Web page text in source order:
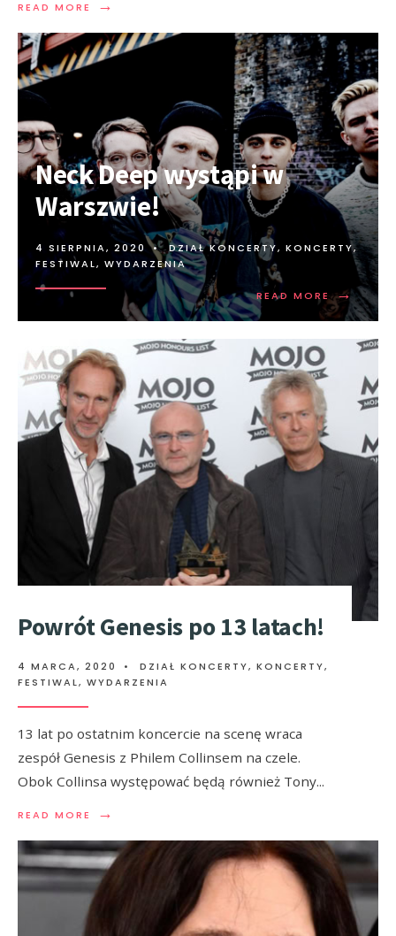
READ MORE →
Neck Deep wystąpi w
Warszwie!
4 SIERPNIA, 2020 • DZIAŁ KONCERTY, KONCERTY,
FESTIWAL, WYDARZENIA
READ MORE →
Powrót Genesis po 13 latach!
4 MARCA, 2020 • DZIAŁ KONCERTY, KONCERTY,
FESTIWAL, WYDARZENIA
13 lat po ostatnim koncercie na scenę wraca
zespół Genesis z Philem Collinsem na czele.
Obok Collinsa występować będą również Tony...
READ MORE →